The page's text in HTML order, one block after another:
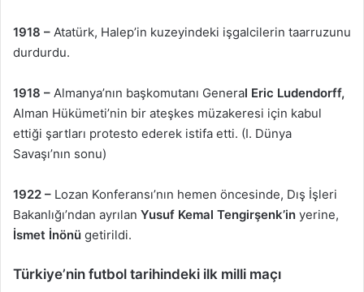
1918 – Atatürk, Halep’in kuzeyindeki işgalcilerin taarruzunu
durdurdu.
1918 – Almanya’nın başkomutanı General Eric Ludendorff,
Alman Hükümeti’nin bir ateşkes müzakeresi için kabul
ettiği şartları protesto ederek istifa etti. (I. Dünya
Savaşı’nın sonu)
1922 – Lozan Konferansı’nın hemen öncesinde, Dış İşleri
Bakanlığı’ndan ayrılan Yusuf Kemal Tengirşenk’in yerine,
İsmet İnönü getirildi.
Türkiye’nin futbol tarihindeki ilk milli maçı